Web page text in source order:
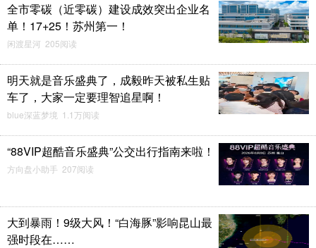
全市零碳（近零碳）建设成效突出企业名
单！17+25！苏州第一！
闲渡星河 205阅读
明天就是音乐盛典了，成毅昨天被私生贴
车了，大家一定要理智追星啊！
blue深蓝梦境 1.1万阅读
“88VIP超酷音乐盛典”公交出行指南来啦！
方向盘小助手 207阅读
大到暴雨！9级大风！“白海豚”影响昆山最
强时段在……